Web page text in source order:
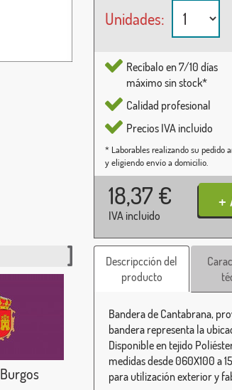
Unidades:
Recíbalo en 7/10 días
máximo sin stock*
Calidad profesional
Precios IVA incluido
* Laborables realizando su pedido
y eligiendo envío a domicilio.
18,37 €
IVA incluido
Descripcción del
producto
Bandera de Cantabrana,
bandera representa la
Disponible en tejido
medidas desde 060X100 a
para utilización exterior y